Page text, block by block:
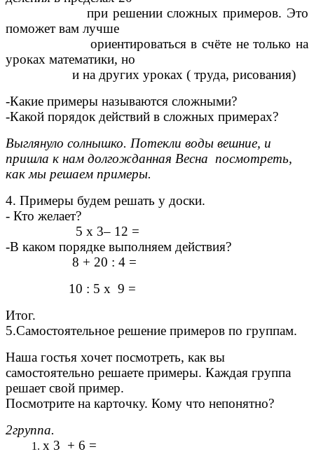
при решении сложных примеров. Это
поможет вам лучше
ориентироваться в счёте не только на
уроках математики, но
и на других уроках ( труда, рисования)
-Какие примеры называются сложными?
-Какой порядок действий в сложных примерах?
Выглянуло солнышко. Потекли воды вешние, и
пришла к нам долгожданная Весна посмотреть,
как мы решаем примеры.
4. Примеры будем решать у доски.
- Кто желает?
5 х 3– 12 =
-В каком порядке выполняем действия?
8 + 20 : 4 =
10 : 5 х 9 =
Итог.
5.Самостоятельное решение примеров по группам.
Наша гостья хочет посмотреть, как вы
самостоятельно решаете примеры. Каждая группа
решает свой пример.
Посмотрите на карточку. Кому что непонятно?
2группа.
х 3 + 6 =